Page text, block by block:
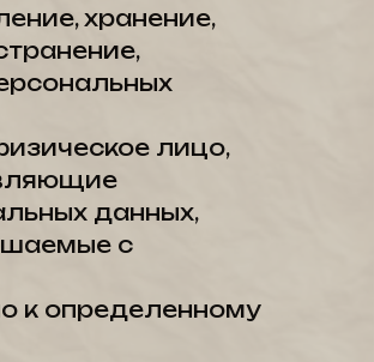
хранение,
лицо,
данных,
с
к определенному